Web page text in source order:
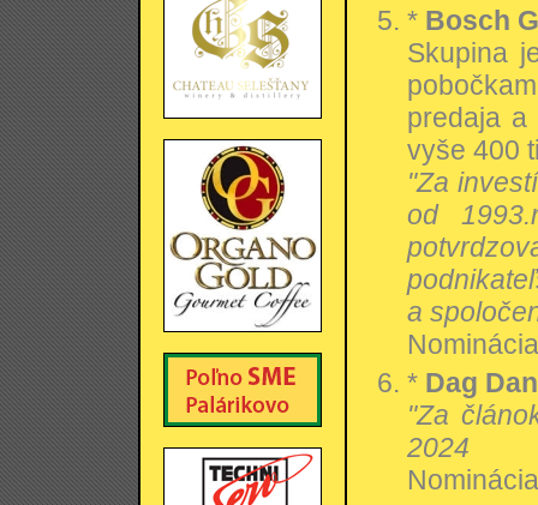
* Bosch
Skupina
predaja a
vyše 400
"Za
od
a
* Dag
"Za
2024